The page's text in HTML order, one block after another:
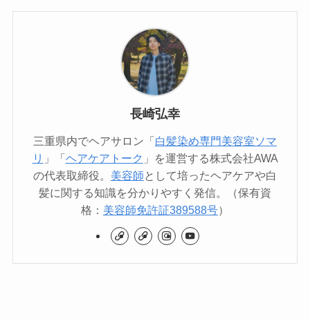
長崎弘幸
三重県内でヘアサロン「白髪染め専門美容室ソマ
リ 」「ヘアケアトーク 」を運営する株式会社AWA
の代表取締役。 美容師 として培ったヘアケアや白
髪に関する知識を分かりやすく発信。（保有資
格： 美容師免許証389588号）